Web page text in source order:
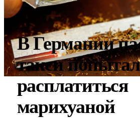
В Германии
такси
расплатиться
марихуаной